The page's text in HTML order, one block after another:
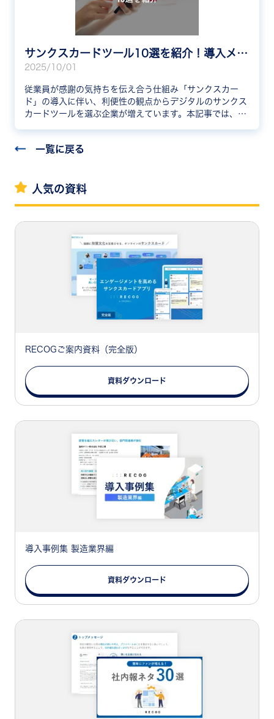
サンクスカードツール10選を紹介！導入メリットや選び方も解説
2025/10/01
従業員が感謝の気持ちを伝え合う仕組み「サンクスカー
ド」の導入に伴い、利便性の観点からデジタルのサンクス
カードツールを選ぶ企業が増えています。本記事では、サ
す。一覧に戻る
人気の資料
RECOGご案内資料（完全版）
資料ダウンロード
導入事例集 製造業界編
資料ダウンロード